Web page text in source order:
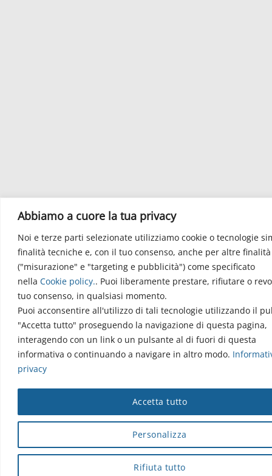
Abbiamo a cuore la tua privacy
Noi e terze parti selezionate utilizziamo cookie o tecnologie
finalità tecniche e, con il tuo consenso, anche per altre finalità
("misurazione" e "targeting e pubblicità") come specificato
nella Cookie policy.. Puoi liberamente prestare, rifiutare o
tuo consenso, in qualsiasi momento.
Puoi acconsentire all'utilizzo di tali tecnologie utilizzando il
"Accetta tutto" proseguendo la navigazione di questa pagina,
interagendo con un link o un pulsante al di fuori di questa
informativa o continuando a navigare in altro modo.
privacy
Personalizza
Rifiuta tutto
Accetta tutto